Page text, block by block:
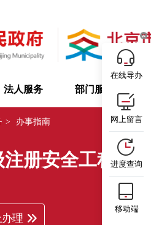
法人服务 部门服务
> 办事指南
注册安全工程师
办理
在线导办
网上留言
进度查询
移动端